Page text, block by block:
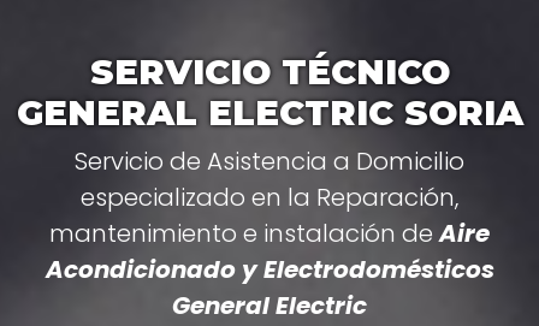
SERVICIO TÉCNICO
GENERAL ELECTRIC SORIA
Servicio de Asistencia a Domicilio
especializado en la Reparación,
mantenimiento e instalación deAire
Acondicionado y Electrodomésticos
General Electric